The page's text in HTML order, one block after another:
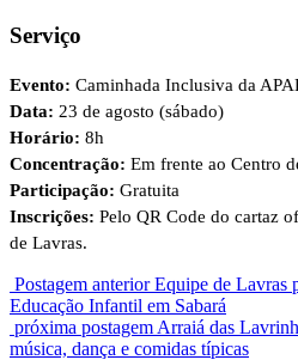
Serviço
Evento: Caminhada Inclusiva da
Data: 23 de agosto (sábado)
Horário: 8h
Concentração: Em frente ao Centro
Participação: Gratuita
Inscrições: Pelo QR Code do cartaz
de Lavras.
Postagem anterior Equipe de Lavras
Educação Infantil em Sabará
próxima postagem Arraiá das
música, dança e comidas típicas